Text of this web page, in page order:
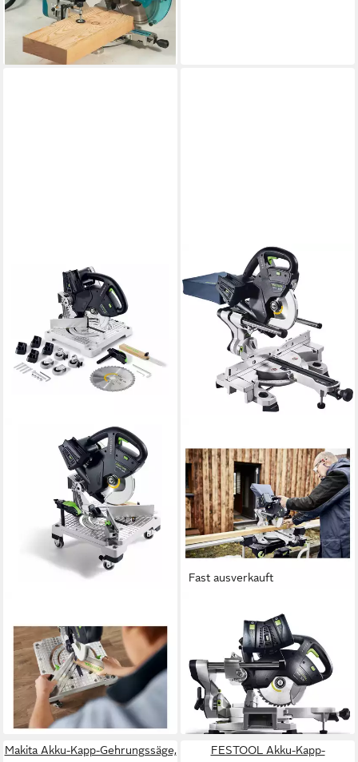
ab 1.347,98 €
lieferbar - in 9-11 Werktagen bei
Zug-, Kapp- und
Gehrungssäge Festool Akku-
Leistensäge SYMC 70 EB-
Basic SYMMETRIC
ab 1.069,37 €
lieferbar - in 2-3 Werktagen bei dir
Fast ausverkauft
Gehrungssäge Festool KSC
60 EB-Basic Akku-Kapp-
Zugsäge 216 mm
ab 1.177,82 €
lieferbar - in 2-3 Werktagen bei dir
Makita Akku-Kapp-Gehrungssäge,
FESTOOL Akku-Kapp-